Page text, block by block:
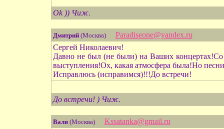
Ok )) Чиж.
Дмитрий(Москва)
Paradiseone@yandex.ru
Сергей Николаевич!
Давно не был (не были) на Ваших
выступления!Ох, какая атмосфера была!Но
Исправлюсь (исправимся)!!!До встречи!
До встречи! ) Чиж.
Валя(Москва)
Kssatanka@gmail.ru